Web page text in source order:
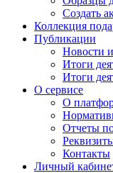
Создать
Коллекция
Публикации
Новости
Итоги
Итоги
О сервисе
О
Отчеты
Контакты
Личный